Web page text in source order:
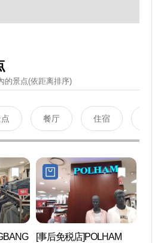
的景点(依距离排序)
餐厅 住宿
[事后免税店]POLHAM